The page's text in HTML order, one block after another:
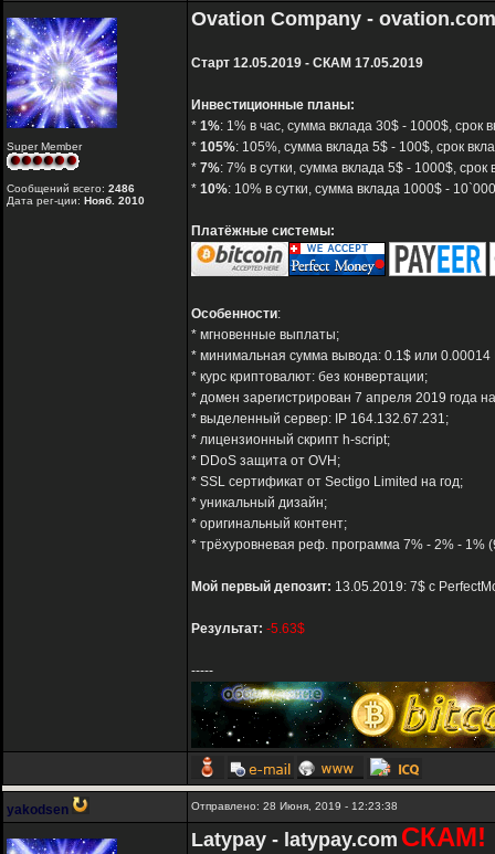
Super Member
Сообщений всего: 2486
Дата рег-ции: Нояб. 2010
Ovation Company -
Старт 12.05.2019 - СКАМ 17.05.2019
Инвестиционные планы:
* 1%: 1% в час, сумма вклада 30$ - 1000$, срок
* 105%: 105%, сумма вклада 5$ - 100$, срок
* 7%: 7% в сутки, сумма вклада 5$ - 1000$,
* 10%: 10% в сутки, сумма вклада 1000$ -
Платёжные системы:
Особенности:
* мгновенные выплаты;
* минимальная сумма вывода: 0.1$ или 0.00014
* курс криптовалют: без конвертации;
* домен зарегистрирован 7 апреля 2019 года
* выделенный сервер: IP 164.132.67.231;
* лицензионный скрипт h-script;
* DDoS защита от OVH;
* SSL сертификат от Sectigo Limited на год;
* уникальный дизайн;
* оригинальный контент;
* трёхуровневая реф. программа 7% - 2% - 1%
Мой первый депозит: 13.05.2019: 7$ с
Результат: -5.63$
-----
yakodsen Отправлено: 28 Июня, 2019 - 12:23:38
Latypay - latypay.com СКАМ!